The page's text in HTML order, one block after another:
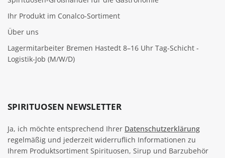
Ihr Produkt im Conalco-Sortiment
Über uns
Lagermitarbeiter Bremen Hastedt 8–16 Uhr Tag-Schicht -
Logistik-Job (M/W/D)
SPIRITUOSEN NEWSLETTER
Ja, ich möchte entsprechend Ihrer Datenschutzerklärung
regelmäßig und jederzeit widerruflich Informationen zu
Ihrem Produktsortiment Spirituosen, Sirup und Barzubehör